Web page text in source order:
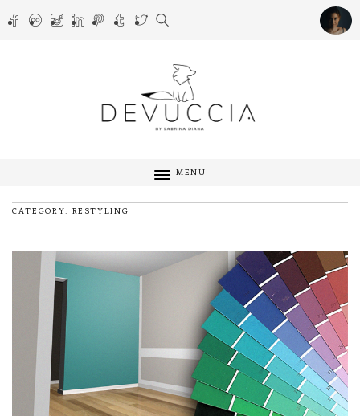
MENU
CATEGORY: RESTYLING